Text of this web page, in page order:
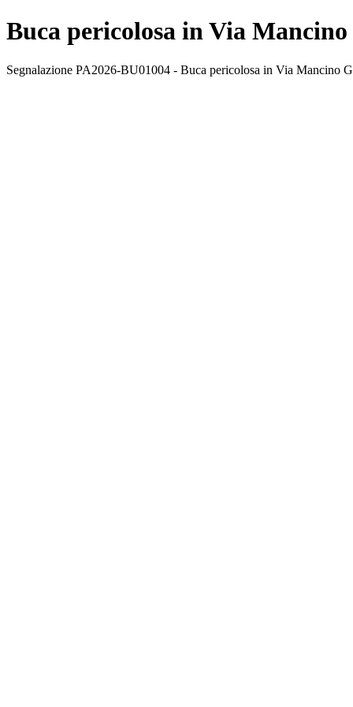
Buca pericolosa in Via
Segnalazione PA2026-BU01004 - Buca pericolosa in Via Mancino